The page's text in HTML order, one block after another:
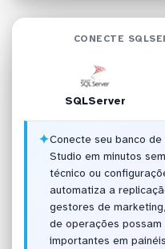
CONECTE
SQLServer
✦Conecte seu banco
Studio em minutos
técnico ou
automatiza a
gestores de
de operações
importantes em